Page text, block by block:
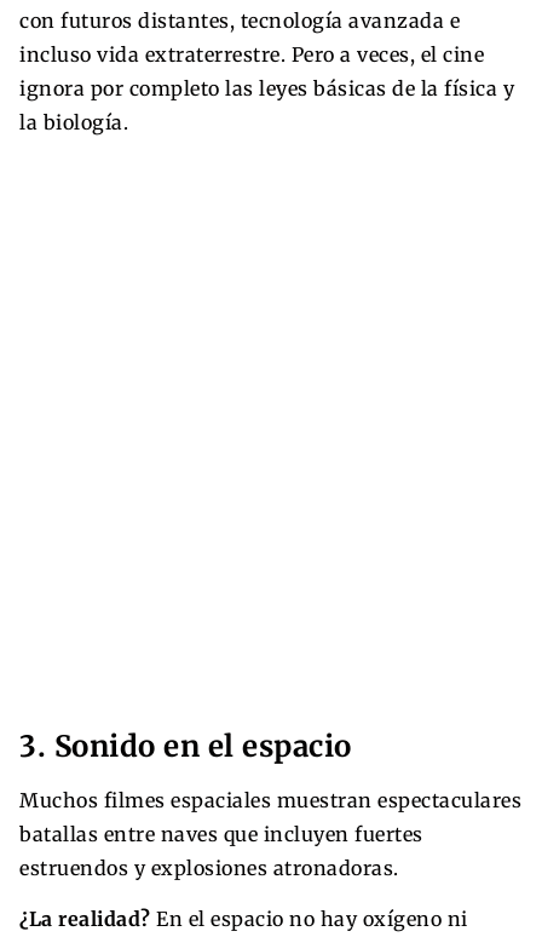
con futuros distantes, tecnología avanzada e
incluso vida extraterrestre. Pero a veces, el cine
ignora por completo las leyes básicas de la física y
la biología.
3. Sonido en el espacio
Muchos filmes espaciales muestran espectaculares
batallas entre naves que incluyen fuertes
estruendos y explosiones atronadoras.
¿La realidad? En el espacio no hay oxígeno ni